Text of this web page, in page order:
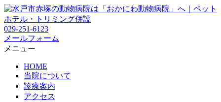
029-251-6123
メールフォーム
メニュー
HOME
当院について
診療案内
アクセス